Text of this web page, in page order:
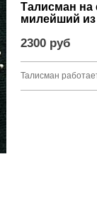
Талисман на
милейший из
2300 руб
Талисман